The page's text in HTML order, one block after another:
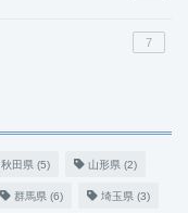
7
秋田県 (5) 山形県 (2)
群馬県 (6) 埼玉県 (3)